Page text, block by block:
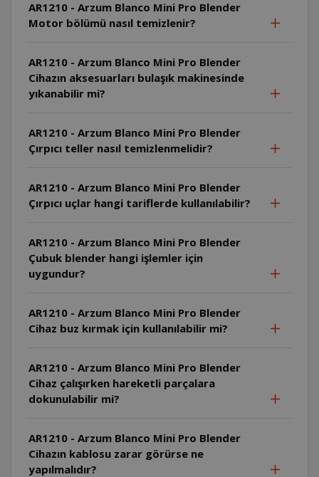
AR1210 - Arzum Blanco Mini Pro Blender
Motor bölümü nasıl temizlenir?
AR1210 - Arzum Blanco Mini Pro Blender
Cihazın aksesuarları bulaşık makinesinde
yıkanabilir mi?
AR1210 - Arzum Blanco Mini Pro Blender
Çırpıcı teller nasıl temizlenmelidir?
AR1210 - Arzum Blanco Mini Pro Blender
Çırpıcı uçlar hangi tariflerde kullanılabilir?
AR1210 - Arzum Blanco Mini Pro Blender
Çubuk blender hangi işlemler için
uygundur?
AR1210 - Arzum Blanco Mini Pro Blender
Cihaz buz kırmak için kullanılabilir mi?
AR1210 - Arzum Blanco Mini Pro Blender
Cihaz çalışırken hareketli parçalara
dokunulabilir mi?
AR1210 - Arzum Blanco Mini Pro Blender
Cihazın kablosu zarar görürse ne
yapılmalıdır?